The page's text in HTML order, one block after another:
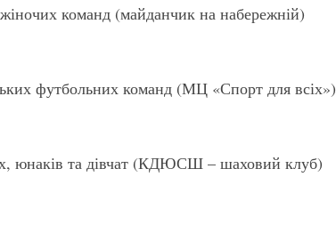
команд (майданчик на набережній)
футбольних команд (МЦ «Спорт для всіх»)
юнаків та дівчат (КДЮСШ – шаховий клуб)